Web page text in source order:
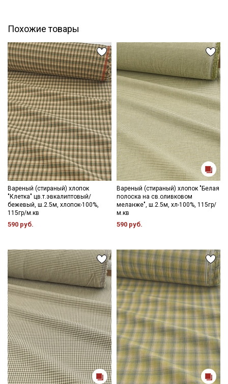
Похожие товары
Вареный (стираный) хлопок
"Клетка" цв.т.эвкалиптовый/
бежевый, ш.2.5м, хлопок-100%,
115гр/м.кв
590 руб.
Вареный (стираный) хлопок "Белая
полоска на св.оливковом
меланже", ш.2.5м, хл-100%, 115гр/
м.кв
590 руб.
Электронная почта
Подписаться
Ознакомлен(а) сПолитикой обработки персональных
данныхи даюСогласие на обработку персональных
данных
ДаюСогласие на получение рекламных и
информационных рассылок